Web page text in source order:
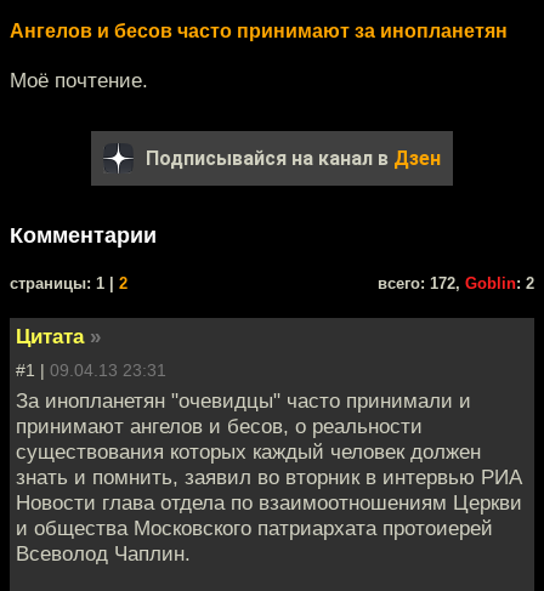
Ангелов и бесов часто принимают за инопланетян
Моё почтение.
Подписывайся на канал в Дзен
Комментарии
cтраницы: 1 | 2 всего: 172, Goblin: 2
Цитата »
#1 | 09.04.13 23:31
За инопланетян "очевидцы" часто принимали и
принимают ангелов и бесов, о реальности
существования которых каждый человек должен
знать и помнить, заявил во вторник в интервью РИА
Новости глава отдела по взаимоотношениям Церкви
и общества Московского патриархата протоиерей
Всеволод Чаплин.